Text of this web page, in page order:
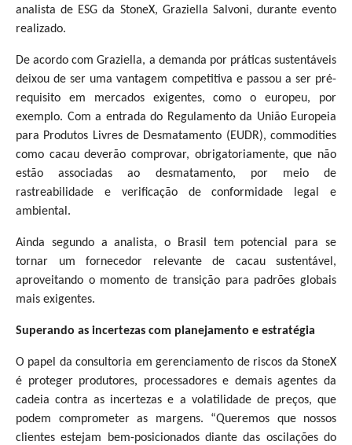
analista de ESG da StoneX, Graziella Salvoni, durante evento
realizado.
De acordo com Graziella, a demanda por práticas sustentáveis
deixou de ser uma vantagem competitiva e passou a ser pré-
requisito em mercados exigentes, como o europeu, por
exemplo. Com a entrada do Regulamento da União Europeia
para Produtos Livres de Desmatamento (EUDR), commodities
como cacau deverão comprovar, obrigatoriamente, que não
estão associadas ao desmatamento, por meio de
rastreabilidade e verificação de conformidade legal e
ambiental.
Ainda segundo a analista, o Brasil tem potencial para se
tornar um fornecedor relevante de cacau sustentável,
aproveitando o momento de transição para padrões globais
mais exigentes.
Superando as incertezas com planejamento e estratégia
O papel da consultoria em gerenciamento de riscos da StoneX
é proteger produtores, processadores e demais agentes da
cadeia contra as incertezas e a volatilidade de preços, que
podem comprometer as margens. “Queremos que nossos
clientes estejam bem-posicionados diante das oscilações do